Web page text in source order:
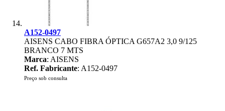
A152-0497
AISENS CABO FIBRA ÓPTICA G657A2 3,0 9/125
BRANCO 7 MTS
Marca: AISENS
Ref. Fabricante: A152-0497
Preço sob consulta